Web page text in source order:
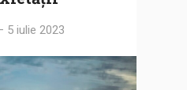
5 iulie 2023